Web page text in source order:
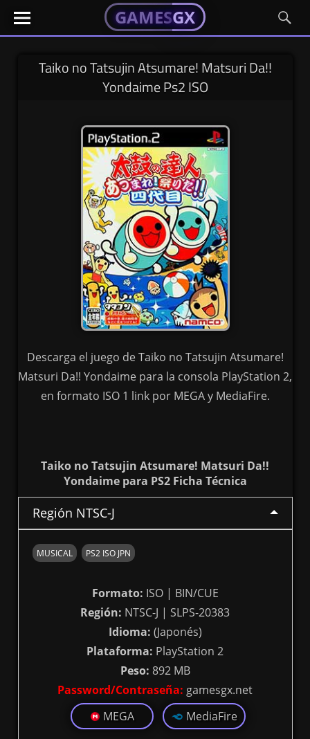
Skip
GAMESGX
El
portal
GAMESGX
GAMESGX
El
portal
Taiko no Tatsujin Atsumare! Matsuri Da!!
Yondaime Ps2 ISO
Descarga el juego de Taiko no Tatsujin Atsumare!
Matsuri Da!! Yondaime para la consola PlayStation 2,
en formato ISO 1 link por MEGA y MediaFire.
Taiko no Tatsujin Atsumare! Matsuri Da!!
Yondaime para PS2 Ficha Técnica
Región NTSC-J
MUSICAL PS2 ISO JPN
Formato: ISO | BIN/CUE
Región: NTSC-J | SLPS-20383
Idioma: (Japonés)
Plataforma: PlayStation 2
Peso: 892 MB
Password/Contraseña: gamesgx.net
MEGA
MediaFire